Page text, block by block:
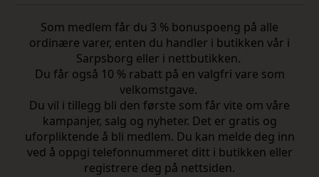
Som medlem får du 3 % bonuspoeng på alle
ordinære varer, enten du handler i butikken vår i
Sarpsborg eller i nettbutikken.
Du får også 10 % rabatt på en valgfri vare som
velkomstgave.
Du vil i tillegg bli den første som får vite om våre
kampanjer, salg og nyheter. Det er gratis og
uforpliktende å bli medlem. Du kan melde deg inn
ved å oppgi telefonnummeret ditt i butikken eller
registrere deg på nettsiden.